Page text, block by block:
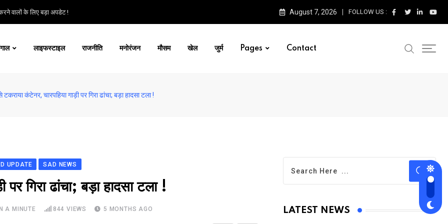
वालों के लिए बड़ा अपडेट ! August 7, 2026 FOLLOW US :
लाइफस्टाइल राजनीति मनोरंजन मौसम खेल जुर्म Pages Contact
टकराया कंटेनर, चारपहिया गाड़ी पर गिरा ढांचा; बड़ा हादसा टला !
UPDATE SAD NEWS
गिरा ढांचा; बड़ा हादसा टला !
A MINUTE 844 VIEWS 5 MONTHS AGO LATEST NEWS